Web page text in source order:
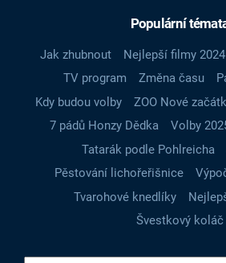
Populární
Jak zhubnout Nejlepší filmy 2024
TV program
Změna času
Kdy budou volby
ZOO Nové
7 pádů Honzy Dědka
Volby
Tatarák podle Pohlreicha
Pěstování lichořeřišnice
Tvarohové knedlíky
Švestkový koláč